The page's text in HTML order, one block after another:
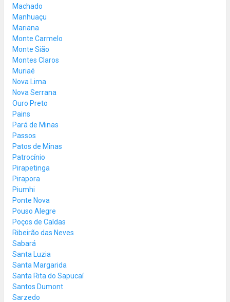
Machado
Manhuaçu
Mariana
Monte Carmelo
Monte Sião
Montes Claros
Muriaé
Nova Lima
Nova Serrana
Ouro Preto
Pains
Pará de Minas
Passos
Patos de Minas
Patrocínio
Pirapetinga
Pirapora
Piumhi
Ponte Nova
Pouso Alegre
Poços de Caldas
Ribeirão das Neves
Sabará
Santa Luzia
Santa Margarida
Santa Rita do Sapucaí
Santos Dumont
Sarzedo